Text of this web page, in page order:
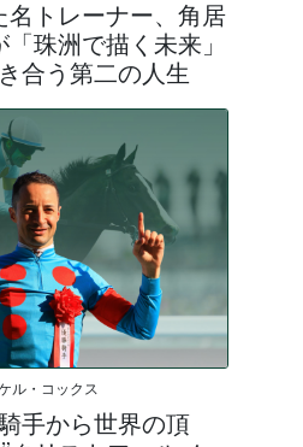
トレーナー、角居
珠洲で描く未来」
合う第二の人生
ル・コックス
手から世界の頂